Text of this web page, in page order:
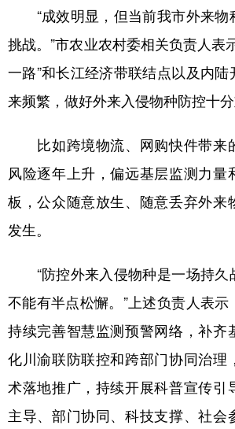
“成效明显，但当前我市外来物
挑战。”市农业农村委相关负责人表
一路”和长江经济带联结点以及内
来频繁，做好外来入侵物种防控十分
比如跨境物流、网购快件带来
风险逐年上升，偏远基层监测力量
板，公众随意放生、随意丢弃外来
发生。
“防控外来入侵物种是一场持久
不能有半点松懈。”上述负责人表
持续完善智慧监测预警网络，补齐
化川渝联防联控和跨部门协同治理
术落地推广，持续开展科普宣传引
主导、部门协同、科技支撑、社会